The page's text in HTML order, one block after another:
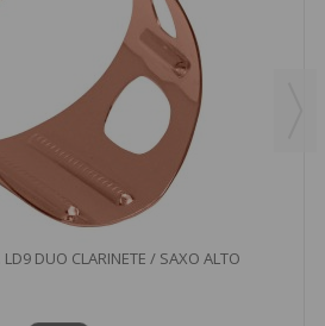
DUO CLARINETE / SAXO ALTO